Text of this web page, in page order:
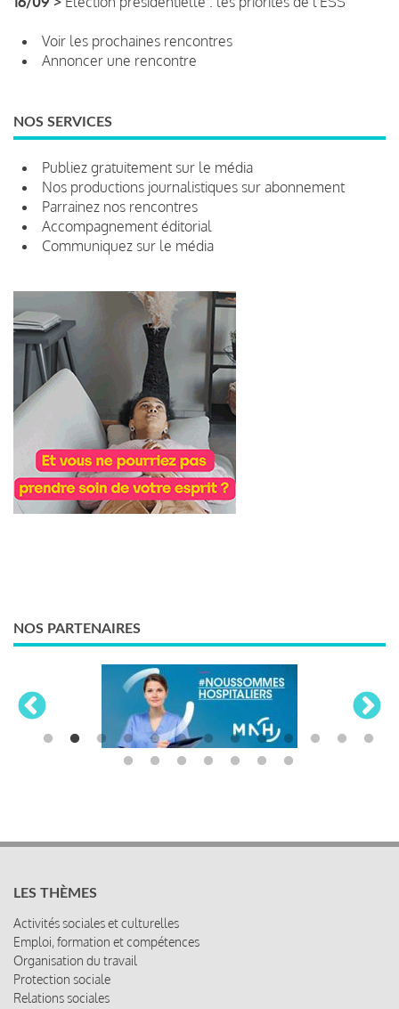
Voir les prochaines rencontres
Annoncer une rencontre
NOS SERVICES
Publiez gratuitement sur le média
Nos productions journalistiques sur abonnement
Parrainez nos rencontres
Accompagnement éditorial
Communiquez sur le média
NOS PARTENAIRES
LES THÈMES
Activités sociales et culturelles
Emploi, formation et compétences
Organisation du travail
Protection sociale
Relations sociales